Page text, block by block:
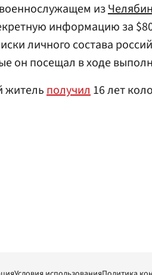
из
информацию за
личного состава
он посещал в ходе
жительполучил16 лет